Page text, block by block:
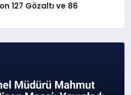
127 Gözaltı ve 86